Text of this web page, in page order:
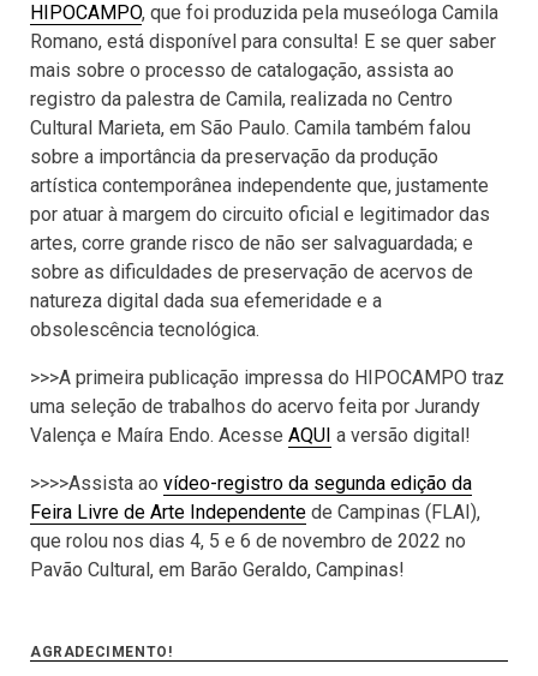
HIPOCAMPO, que foi produzida pela museóloga Camila
Romano, está disponível para consulta! E se quer saber
mais sobre o processo de catalogação, assista ao
registro da palestra de Camila, realizada no Centro
Cultural Marieta, em São Paulo. Camila também falou
sobre a importância da preservação da produção
artística contemporânea independente que, justamente
por atuar à margem do circuito oficial e legitimador das
artes, corre grande risco de não ser salvaguardada; e
sobre as dificuldades de preservação de acervos de
natureza digital dada sua efemeridade e a
obsolescência tecnológica.
>>>A primeira publicação impressa do HIPOCAMPO traz
uma seleção de trabalhos do acervo feita por Jurandy
Valença e Maíra Endo. Acesse AQUI a versão digital!
>>>>Assista ao vídeo-registro da segunda edição da
Feira Livre de Arte Independente de Campinas (FLAI),
que rolou nos dias 4, 5 e 6 de novembro de 2022 no
Pavão Cultural, em Barão Geraldo, Campinas!
AGRADECIMENTO!